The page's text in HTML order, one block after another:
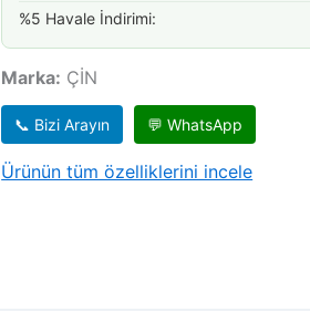
%5 Havale İndirimi:
Marka: ÇİN
📞 Bizi Arayın 💬 WhatsApp
Ürünün tüm özelliklerini incele